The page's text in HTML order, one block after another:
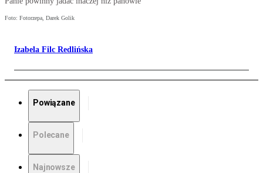
Foto: Fotorzepa, Darek Golik
Izabela Filc Redlińska
Powiązane
Polecane
Najnowsze